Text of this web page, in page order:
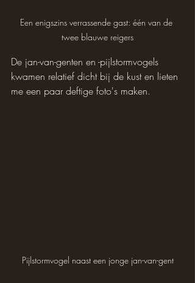
Een enigszins verrassende gast: één van de
twee blauwe reigers
De jan-van-genten en -pijlstormvogels
kwamen relatief dicht bij de kust en lieten
me een paar deftige foto's maken.
Pijlstormvogel naast een jonge jan-van-gent